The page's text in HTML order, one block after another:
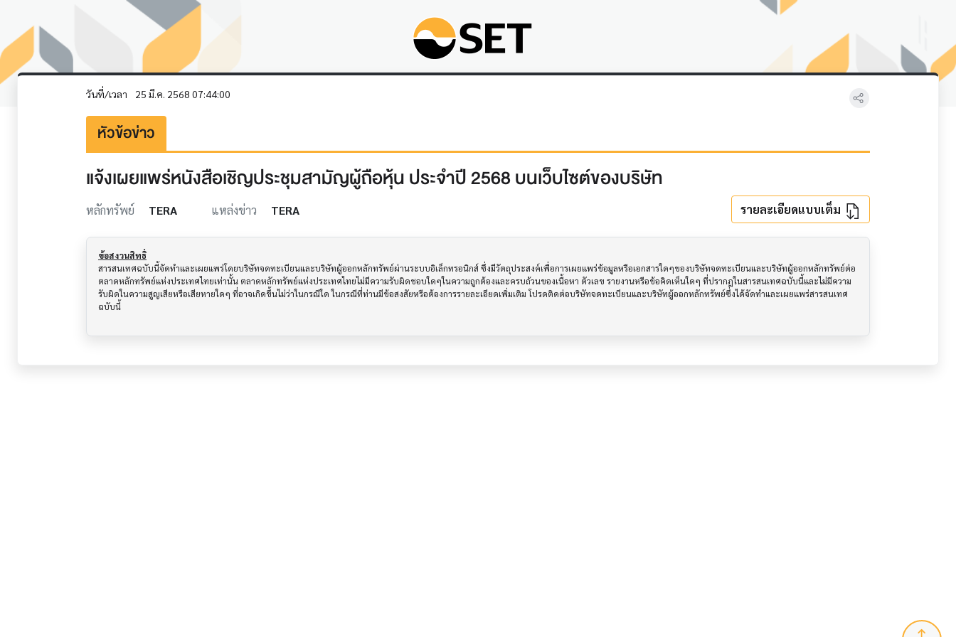
วันที่/เวลา 25 มี.ค. 2568 07:44:00
หัวข้อข่าว
แจ้งเผยแพร่หนังสือเชิญประชุมสามัญผู้ถือหุ้น ประจำปี 2568 บนเว็บไซต์ของบริษัท
หลักทรัพย์ TERA แหล่งข่าว TERA รายละเอียดแบบเต็ม
ข้อสงวนสิทธิ์
สารสนเทศฉบับนี้จัดทำและเผยแพร่โดยบริษัทจดทะเบียนและบริษัทผู้ออกหลักทรัพย์ผ่านระบบอิเล็กทรอนิกส์ ซึ่งมีวัตถุประสงค์เพื่อการเผยแพร่ข้อมูลหรือเอกสารใดๆของบริษัทจดทะเบียนและบริษัทผู้ออกหลักทรัพย์ต่อ
ตลาดหลักทรัพย์แห่งประเทศไทยเท่านั้น ตลาดหลักทรัพย์แห่งประเทศไทยไม่มีความรับผิดชอบใดๆในความถูกต้องและครบถ้วนของเนื้อหา ตัวเลข รายงานหรือข้อคิดเห็นใดๆ ที่ปรากฎในสารสนเทศฉบับนี้และไม่มีความ
รับผิดในความสูญเสียหรือเสียหายใดๆ ที่อาจเกิดขึ้นไม่ว่าในกรณีใด ในกรณีที่ท่านมีข้อสงสัยหรือต้องการรายละเอียดเพิ่มเติม โปรดติดต่อบริษัทจดทะเบียนและบริษัทผู้ออกหลักทรัพย์ซึ่งได้จัดทำและเผยแพร่สารสนเทศ
ฉบับนี้